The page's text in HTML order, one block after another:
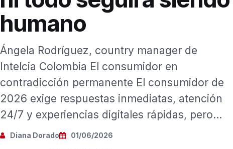
humano
Ángela Rodríguez, country manager de
Intelcia Colombia El consumidor en
contradicción permanente El consumidor de
2026 exige respuestas inmediatas, atención
24/7 y experiencias digitales rápidas, pero...
Diana Dorado 01/06/2026